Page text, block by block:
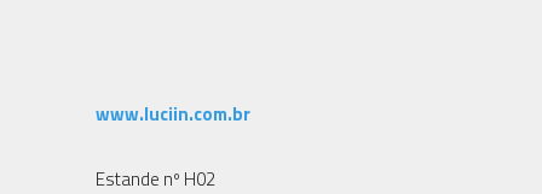
www.luciin.com.br
Estande nº H02